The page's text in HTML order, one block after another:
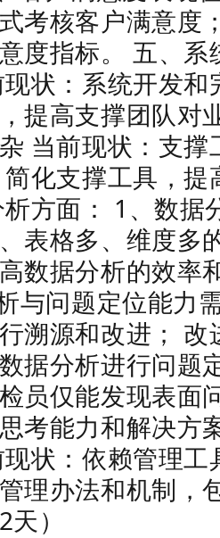
考核客户满意度
度指标。 五、
状：系统开发
提高支撑团队对
当前现状：支
化支撑工具，
方面： 1、数据
表格多、维度多
数据分析的效率
与问题定位能力
溯源和改进；
据分析进行问题
员仅能发现表面
考能力和解决方
状：依赖管理
理办法和机制，
）